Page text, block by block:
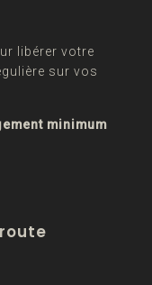
libérer votre
sur vos
minimum